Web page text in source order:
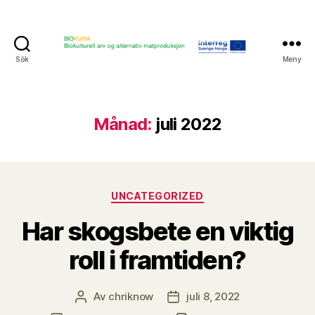
Sök Meny
Månad: juli 2022
Kategorier
UNCATEGORIZED
Har skogsbete en viktig
roll i framtiden?
Inläggsförfattare
Av chriknow Inläggsdatum
juli 8, 2022